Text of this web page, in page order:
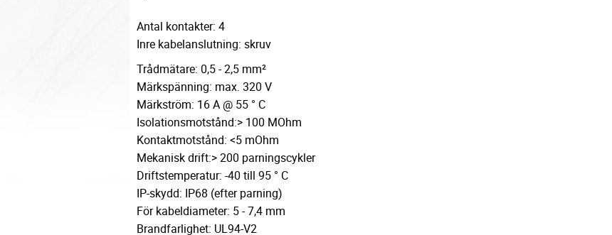
Antal kontakter: 4
Inre kabelanslutning: skruv
Trådmätare: 0,5 - 2,5 mm²
Märkspänning: max. 320 V
Märkström: 16 A @ 55 ° C
Isolationsmotstånd:> 100 MOhm
Kontaktmotstånd: <5 mOhm
Mekanisk drift:> 200 parningscykler
Driftstemperatur: -40 till 95 ° C
IP-skydd: IP68 (efter parning)
För kabeldiameter: 5 - 7,4 mm
Brandfarlighet: UL94-V2